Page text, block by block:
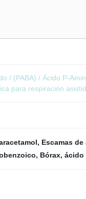
/ (PABA) / Ácido P-
para respiración
, Escamas
, Bórax,